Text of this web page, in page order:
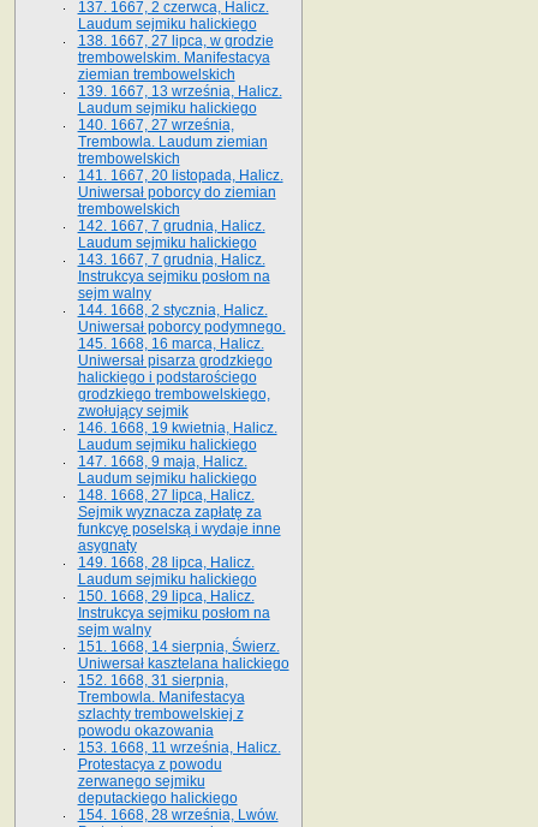
137. 1667, 2 czerwca, Halicz.
Laudum sejmiku halickiego
138. 1667, 27 lipca, w grodzie
trembowelskim. Manifestacya
ziemian trembowelskich
139. 1667, 13 września, Halicz.
Laudum sejmiku halickiego
140. 1667, 27 września,
Trembowla. Laudum ziemian
trembowelskich
141. 1667, 20 listopada, Halicz.
Uniwersał poborcy do ziemian
trembowelskich
142. 1667, 7 grudnia, Halicz.
Laudum sejmiku halickiego
143. 1667, 7 grudnia, Halicz.
Instrukcya sejmiku posłom na
sejm walny
144. 1668, 2 stycznia, Halicz.
Uniwersał poborcy podymnego.
145. 1668, 16 marca, Halicz.
Uniwersał pisarza grodzkiego
halickiego i podstarościego
grodzkiego trembowelskiego,
zwołujący sejmik
146. 1668, 19 kwietnia, Halicz.
Laudum sejmiku halickiego
147. 1668, 9 maja, Halicz.
Laudum sejmiku halickiego
148. 1668, 27 lipca, Halicz.
Sejmik wyznacza zapłatę za
funkcyę poselską i wydaje inne
asygnaty
149. 1668, 28 lipca, Halicz.
Laudum sejmiku halickiego
150. 1668, 29 lipca, Halicz.
Instrukcya sejmiku posłom na
sejm walny
151. 1668, 14 sierpnia, Świerz.
Uniwersał kasztelana halickiego
152. 1668, 31 sierpnia,
Trembowla. Manifestacya
szlachty trembowelskiej z
powodu okazowania
153. 1668, 11 września, Halicz.
Protestacya z powodu
zerwanego sejmiku
deputackiego halickiego
154. 1668, 28 września, Lwów.